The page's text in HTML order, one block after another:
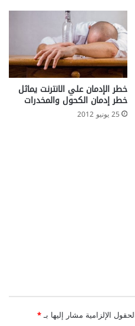
خطر الإدمان علي الانترنت يماثل
خطر إدمان الكحول والمخدرات
25 يونيو 2012
الإلزامية مشار إليها بـ*